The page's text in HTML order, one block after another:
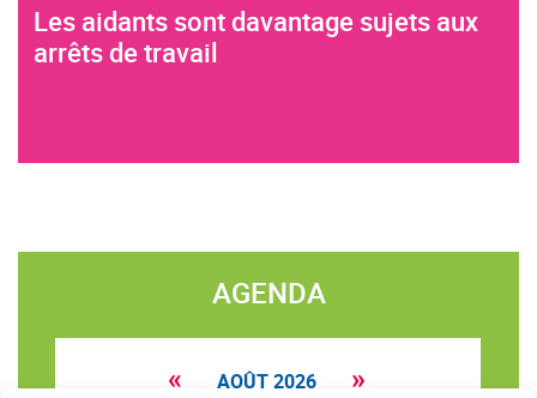
Les aidants sont davantage sujets aux
arrêts de travail
AGENDA
« AOÛT 2026 »